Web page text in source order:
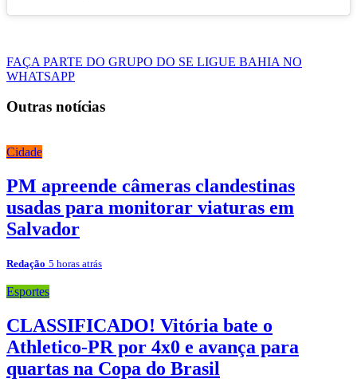
FAÇA PARTE DO GRUPO DO SE LIGUE BAHIA NO
WHATSAPP
Outras notícias
Cidade
PM apreende câmeras clandestinas
usadas para monitorar viaturas em
Salvador
Redação 5 horas atrás
Esportes
CLASSIFICADO! Vitória bate o
Athletico-PR por 4x0 e avança para
quartas na Copa do Brasil